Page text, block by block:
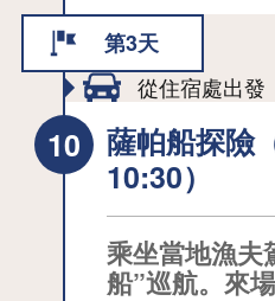
稱。《大須賀海
濱。這裡的白色
北地區內能夠散
《嗚砂》你可以
的樂趣，這些砂
出「啾、啾、啾
角的石英砂，在
狀態下，以及乾
第3天
從住宿處出發
薩帕船探險
10:30）
乘坐當地漁夫
船”巡航。來